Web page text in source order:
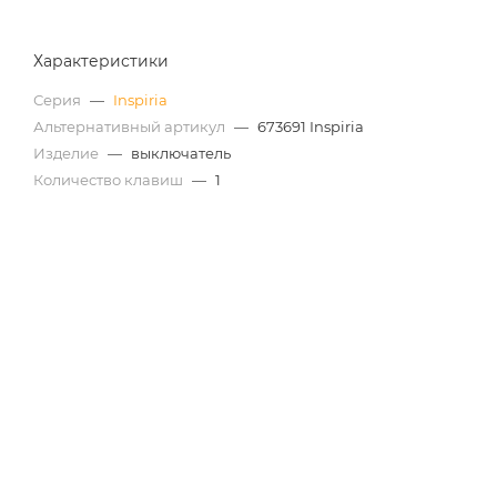
Характеристики
Серия — Inspiria
Альтернативный артикул — 673691 Inspiria
Изделие — выключатель
Количество клавиш — 1